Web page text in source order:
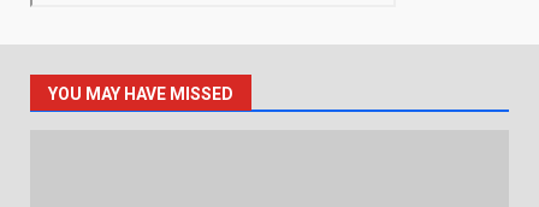
YOU MAY HAVE MISSED